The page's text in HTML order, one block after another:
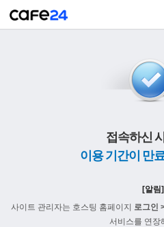
접속하신
이용 기간이 만
[알림]
사이트 관리자는 호스팅 홈페이지 로그인
서비스를 연장